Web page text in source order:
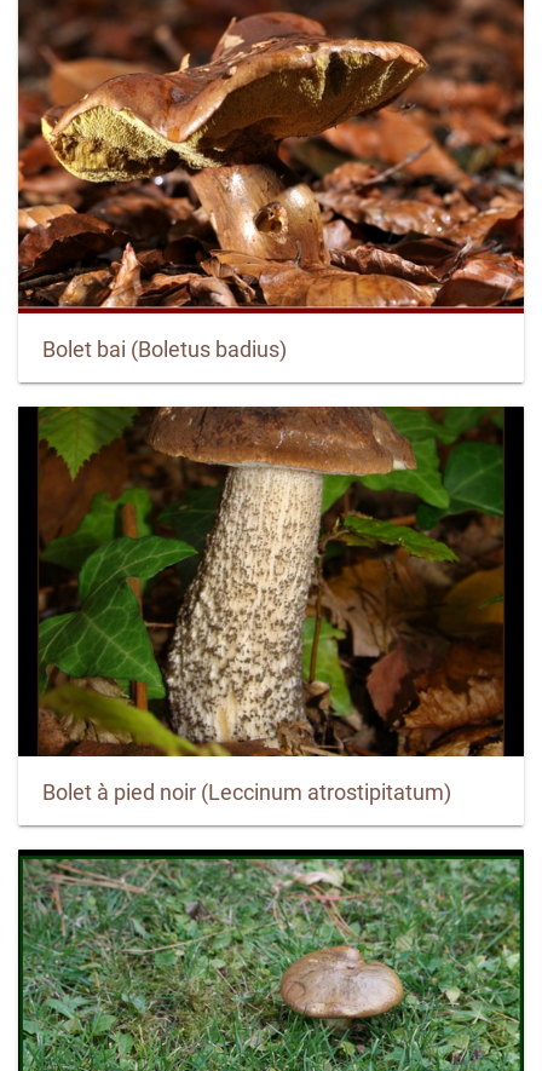
Bolet bai (Boletus badius)
Bolet à pied noir (Leccinum atrostipitatum)